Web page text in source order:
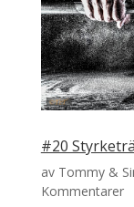
#20
av Tommy &
Kommentarer